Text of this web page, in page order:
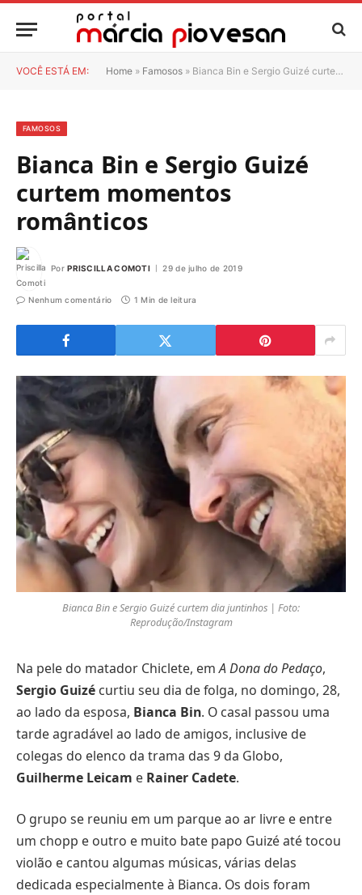
VOCÊ ESTÁ EM: Home » Famosos » Bianca Bin e Sergio Guizé curtem momentos românticos
FAMOSOS
Bianca Bin e Sergio Guizé
curtem momentos
românticos
Por PRISCILLA COMOTI 29 de julho de 2019
Nenhum comentário 1 Min de leitura
Bianca Bin e Sergio Guizé curtem dia juntinhos | Foto:
Reprodução/Instagram
Na pele do matador Chiclete, emA Dona do Pedaço,
Sergio Guizé curtiu seu dia de folga, no domingo, 28,
ao lado da esposa, Bianca Bin. O casal passou uma
tarde agradável ao lado de amigos, inclusive de
colegas do elenco da trama das 9 da Globo,
Guilherme Leicam e Rainer Cadete.
O grupo se reuniu em um parque ao ar livre e entre
um chopp e outro e muito bate papo Guizé até tocou
violão e cantou algumas músicas, várias delas
dedicada especialmente à Bianca. Os dois foram